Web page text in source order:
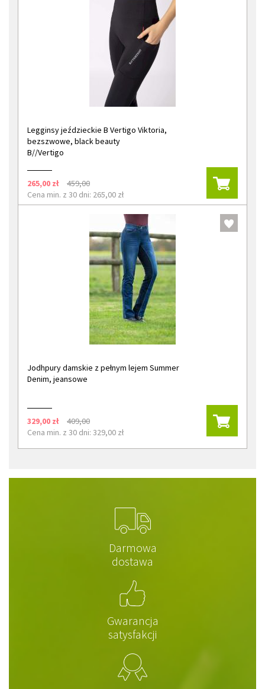
Legginsy jeździeckie B Vertigo Viktoria,
bezszwowe, black beauty
B//Vertigo
265,00 zł
459,00
Cena min. z 30 dni: 265,00 zł
Jodhpury damskie z pełnym lejem Summer
Denim, jeansowe
329,00 zł
409,00
Cena min. z 30 dni: 329,00 zł
Darmowa
dostawa
Gwarancja
satysfakcji